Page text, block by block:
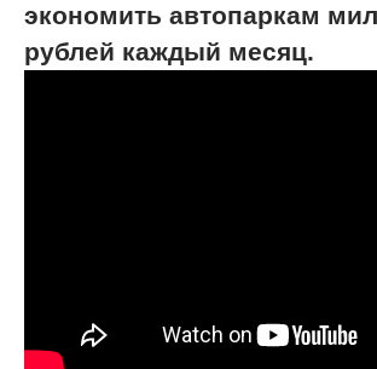
экономить автопаркам
рублей каждый месяц.